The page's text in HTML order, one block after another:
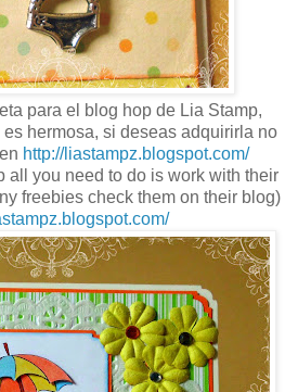
para el blog hop de Lia Stamp,
hermosa, si deseas adquirirla no
http://liastampz.blogspot.com/
all you need to do is work with their
freebies check them on their blog)